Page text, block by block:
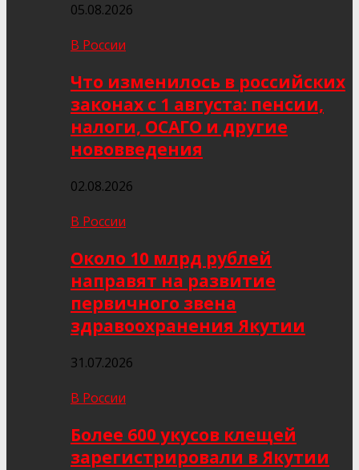
05.08.2026
В России
Что изменилось в российских
законах с 1 августа: пенсии,
налоги, ОСАГО и другие
нововведения
02.08.2026
В России
Около 10 млрд рублей
направят на развитие
первичного звена
здравоохранения Якутии
31.07.2026
В России
Более 600 укусов клещей
зарегистрировали в Якутии